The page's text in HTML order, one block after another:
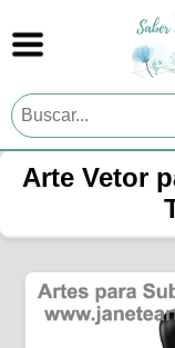
Arte Vetor